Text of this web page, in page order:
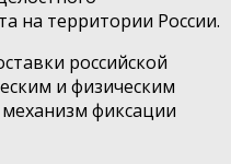
на территории России.
российской
и физическим
фиксации